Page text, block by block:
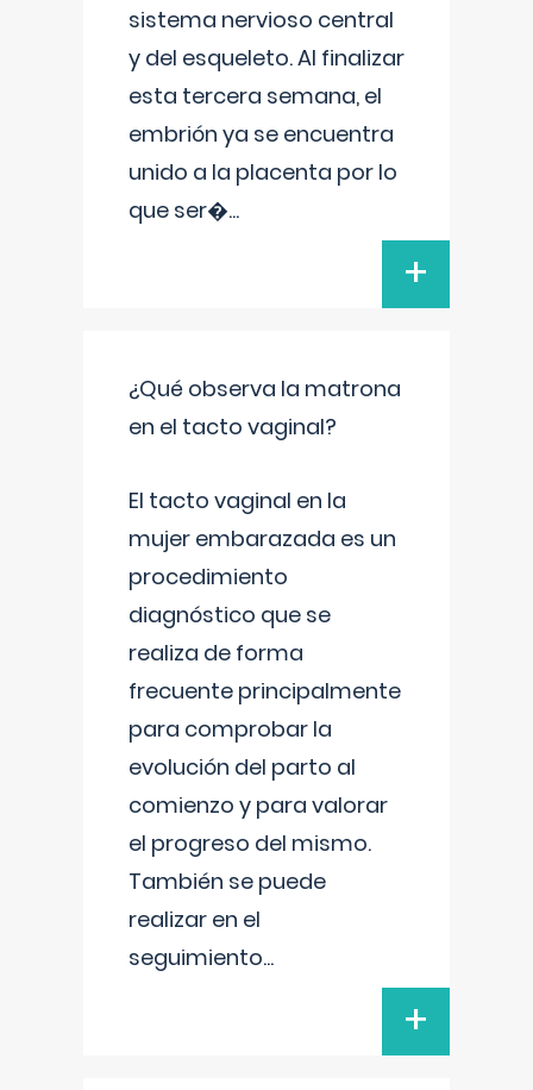
sistema nervioso central
y del esqueleto. Al finalizar
esta tercera semana, el
embrión ya se encuentra
unido a la placenta por lo
que ser�...
+
¿Qué observa la matrona
en el tacto vaginal?
El tacto vaginal en la
mujer embarazada es un
procedimiento
diagnóstico que se
realiza de forma
frecuente principalmente
para comprobar la
evolución del parto al
comienzo y para valorar
el progreso del mismo.
También se puede
realizar en el
seguimiento...
+